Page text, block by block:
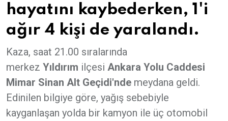
hayatını kaybederken, 1'i
ağır 4 kişi de yaralandı.
Kaza, saat 21.00 sıralarında
merkez Yıldırım ilçesi Ankara Yolu Caddesi
Mimar Sinan Alt Geçidi'nde meydana geldi.
Edinilen bilgiye göre, yağış sebebiyle
kayganlaşan yolda bir kamyon ile üç otomobil